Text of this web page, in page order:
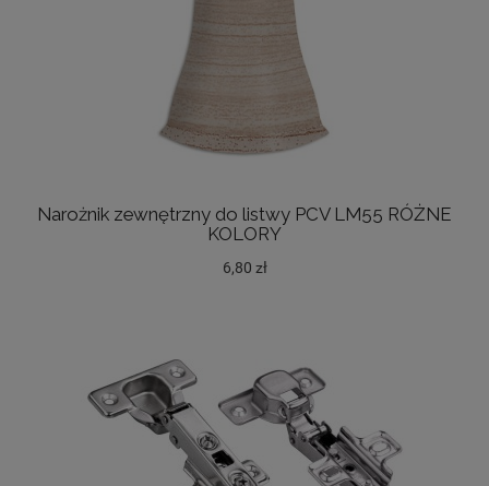
Narożnik zewnętrzny do listwy PCV LM55 RÓŻNE
KOLORY
6,80 zł